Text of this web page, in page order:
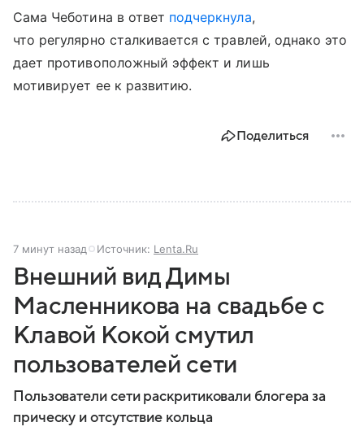
Сама Чеботина в ответ подчеркнула,
что регулярно сталкивается с травлей, однако это
дает противоположный эффект и лишь
мотивирует ее к развитию.
Поделиться
7 минут назад Источник: Lenta.Ru
Внешний вид Димы
Масленникова на свадьбе с
Клавой Кокой смутил
пользователей сети
Пользователи сети раскритиковали блогера за
прическу и отсутствие кольца